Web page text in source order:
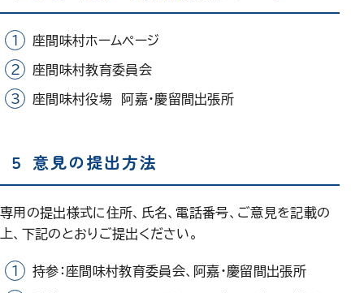
座間味村ホームページ
座間味村教育委員会
座間味村役場 阿嘉・慶留間出張所
５ 意見の提出方法
専用の提出様式に住所、氏名、電話番号、ご意見を記載の
上、下記のとおりご提出ください。
持参：座間味村教育委員会、阿嘉・慶留間出張所